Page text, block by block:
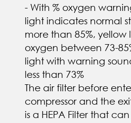
- With % oxygen
light indicates normal
more than 85%,
oxygen between 73-
light with warning
less than 73%
The air filter before
compressor and the
is a HEPA Filter that